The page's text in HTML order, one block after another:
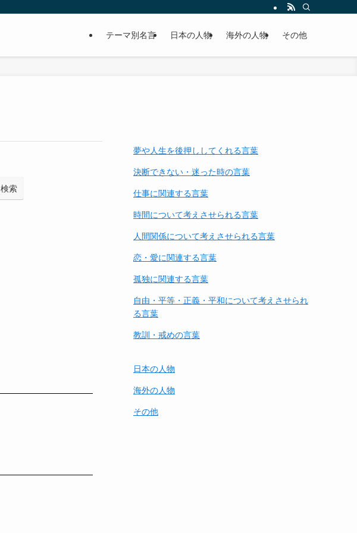
テーマ別名言 日本の人物 海外の人物 その他
検索
夢や人生を後押ししてくれる言葉
決断できない・迷った時の言葉
仕事に関連する言葉
時間について考えさせられる言葉
人間関係について考えさせられる言葉
恋・愛に関連する言葉
孤独に関連する言葉
自由・平等・正義・平和について考えさせられ
る言葉
教訓・戒めの言葉
日本の人物
海外の人物
その他